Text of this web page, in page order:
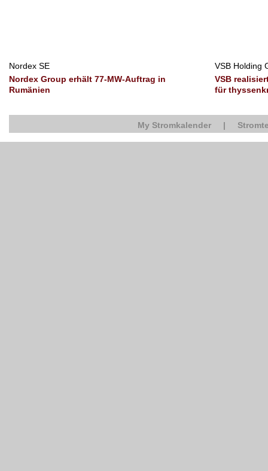
Nordex SE
Nordex Group erhält 77-MW-Auftrag in
Rumänien
VSB Holding
VSB
für
My Stromkalender |